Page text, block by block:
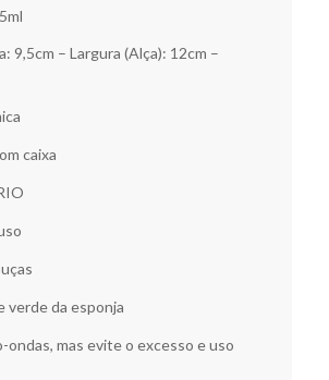
9,5cm – Largura (Alça): 12cm –
caixa
verde da esponja
ondas, mas evite o excesso e uso